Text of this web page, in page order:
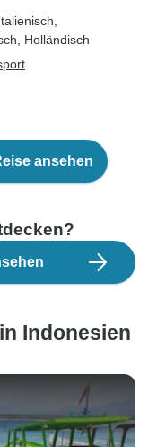
Holländisch
ansehen
Indonesien